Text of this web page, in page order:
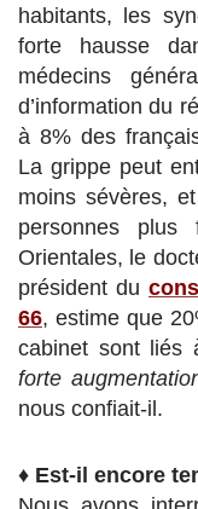
habitants, les
forte hausse
médecins
d’information du
à 8% des
La grippe peut
moins sévères,
personnes plus
Orientales, le
président du
66, estime que
cabinet sont liés
forte
nous confiait-il.
♦ Est-il encore